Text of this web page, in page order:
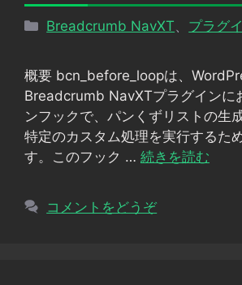
カ
リ
ー
Breadcrumb NavXT プラグ
概要 bcn_before_loopは、
Breadcrumb NavXTプラグインに
ンフックで、パンくずリストの生
特定のカスタム処理を実行するた
す。このフック … 続きを読む
コメントをどうぞ